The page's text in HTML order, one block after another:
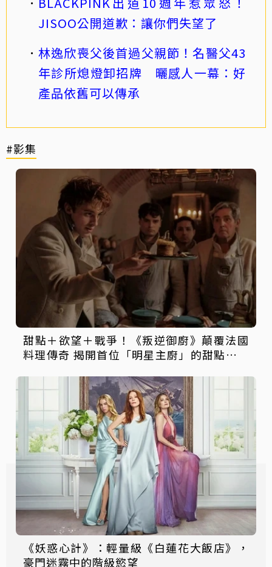
JISOO公開道歉：讓你們失望了
林逸欣喪父後首過父親節！名醫父43
年診所熄燈卸招牌 曬感人一幕：好
產品依舊可以傳承
#影集
甜點＋欲望＋戰爭！《叛逆御廚》顛覆法國
料理傳奇 揭開首位「明星主廚」的甜點帝國
《妖惑心計》：輕量級《白蓮花大飯店》，
豪門迷霧中的階級慾望